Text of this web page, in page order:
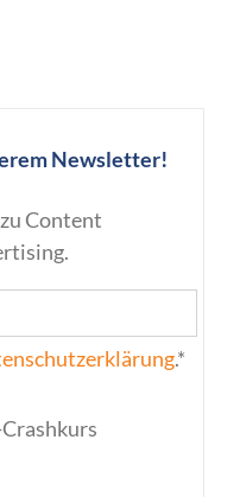
Newsletter!
Content
.*